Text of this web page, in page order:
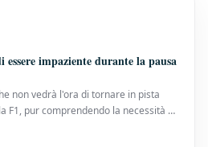
impaziente durante la pausa
non vedrà l'ora di tornare in pista
F1, pur comprendendo la necessità di
una prima metà di stagione positiva